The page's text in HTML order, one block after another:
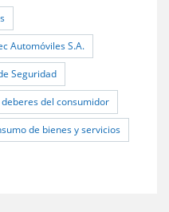
Automóviles S.A.
Seguridad
del consumidor
de bienes y servicios